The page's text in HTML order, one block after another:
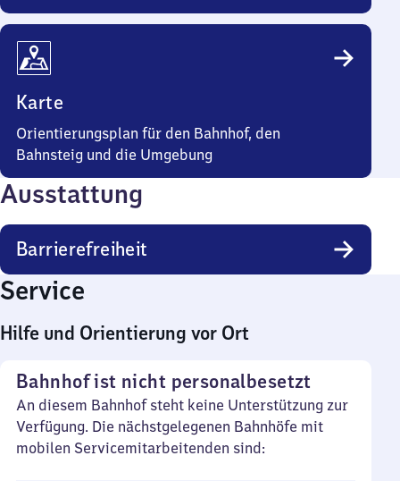
Karte
Orientierungsplan für den Bahnhof, den
Bahnsteig und die Umgebung
Ausstattung
Barrierefreiheit
Service
Hilfe und Orientierung vor Ort
Bahnhof ist nicht personalbesetzt
An diesem Bahnhof steht keine Unterstützung zur
Verfügung. Die nächstgelegenen Bahnhöfe mit
mobilen Servicemitarbeitenden sind: